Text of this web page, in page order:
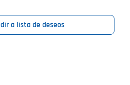
a lista de deseos